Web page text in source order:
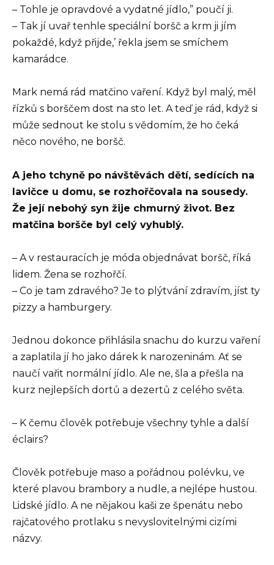
– Tohle je opravdové a vydatné jídlo,” poučí ji.
– Tak jí uvař tenhle speciální boršč a krm ji jím
pokaždé, když přijde,’ řekla jsem se smíchem
kamarádce.
Mark nemá rád matčino vaření. Když byl malý, měl
řízků s borščem dost na sto let. A teď je rád, když si
může sednout ke stolu s vědomím, že ho čeká
něco nového, ne boršč.
A jeho tchyně po návštěvách dětí, sedících na
lavičce u domu, se rozhořčovala na sousedy.
Že její nebohý syn žije chmurný život. Bez
matčina boršče byl celý vyhublý.
– A v restauracích je móda objednávat boršč, říká
lidem. Žena se rozhořčí.
– Co je tam zdravého? Je to plýtvání zdravím, jíst ty
pizzy a hamburgery.
Jednou dokonce přihlásila snachu do kurzu vaření
a zaplatila jí ho jako dárek k narozeninám. Ať se
naučí vařit normální jídlo. Ale ne, šla a přešla na
kurz nejlepších dortů a dezertů z celého světa.
– K čemu člověk potřebuje všechny tyhle a další
éclairs?
Člověk potřebuje maso a pořádnou polévku, ve
které plavou brambory a nudle, a nejlépe hustou.
Lidské jídlo. A ne nějakou kaši ze špenátu nebo
rajčatového protlaku s nevyslovitelnými cizími
názvy.